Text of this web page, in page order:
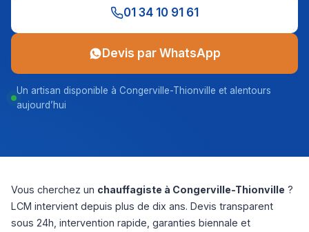
01 34 10 91 61
Devis par WhatsApp
Un artisan disponible à Congerville-Thionville et alentours
aujourd’hui
Vous cherchez un chauffagiste à Congerville-Thionville ?
LCM intervient depuis plus de dix ans. Devis transparent
sous 24h, intervention rapide, garanties biennale et